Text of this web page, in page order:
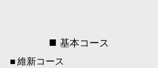
■ 基本コース
■ 維新コース